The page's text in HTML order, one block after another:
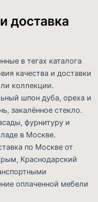
доставка
в тегах каталога
качества и доставки
коллекции.
шпон дуба, ореха и
закалённое стекло.
фурнитуру и
в Москве.
по Москве от
Краснодарский
оплаченной мебели